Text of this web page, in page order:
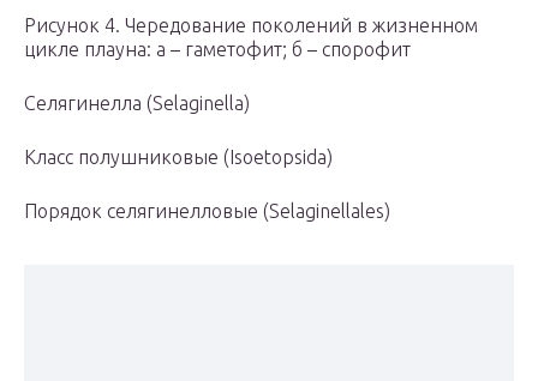
Рисунок 4. Чередование поколений в жизненном
цикле плауна: а – гаметофит; б – спорофит
Селягинелла (Selaginella)
Класс полушниковые (Isoetopsida)
Порядок селягинелловые (Selaginellales)